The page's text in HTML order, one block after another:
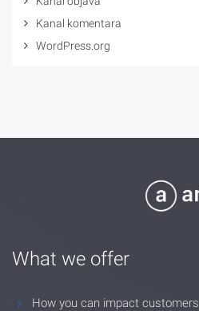
Kanal komentara
WordPress.org
What we offer
How you can impact customers